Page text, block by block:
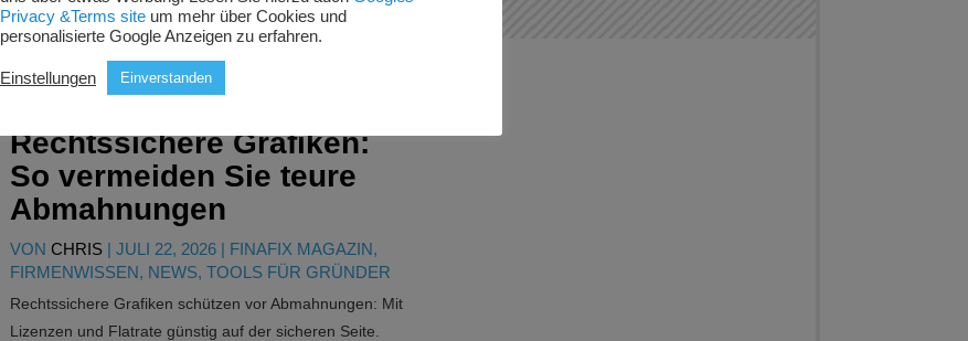
Rechtssichere Grafiken:
So vermeiden Sie teure
Abmahnungen
VON CHRIS| JULI 22, 2026| FINAFIX MAGAZIN,
FIRMENWISSEN, NEWS, TOOLS FÜR GRÜNDER
Rechtssichere Grafiken schützen vor Abmahnungen: Mit
Lizenzen und Flatrate günstig auf der sicheren Seite.
Privacy &Terms site um mehr über Cookies und
personalisierte Google Anzeigen zu erfahren.
Einstellungen Einverstanden